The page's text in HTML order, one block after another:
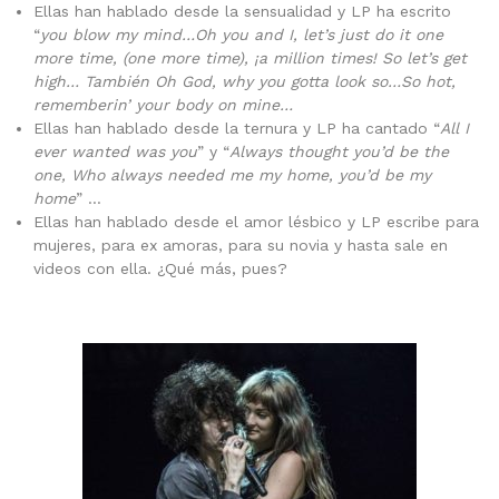
Ellas han hablado desde la sensualidad y LP ha escrito
“you blow my mind…Oh you and I, let’s just do it one
more time, (one more time), ¡a million times! So let’s get
high… También Oh God, why you gotta look so…So hot,
rememberin’ your body on mine…
Ellas han hablado desde la ternura y LP ha cantado “All I
ever wanted was you” y “Always thought you’d be the
one, Who always needed me my home, you’d be my
home” …
Ellas han hablado desde el amor lésbico y LP escribe para
mujeres, para ex amoras, para su novia y hasta sale en
videos con ella. ¿Qué más, pues?